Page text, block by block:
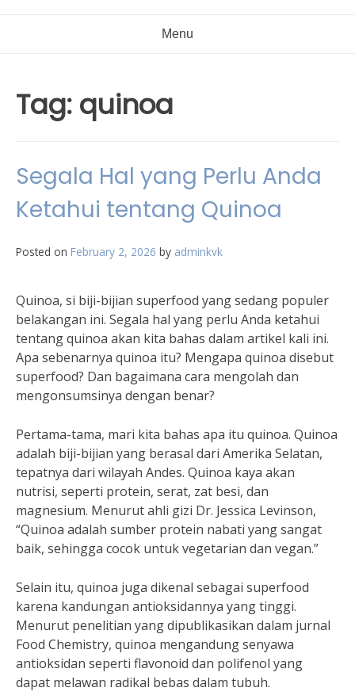
Menu
Tag: quinoa
Segala Hal yang Perlu Anda
Ketahui tentang Quinoa
Posted on February 2, 2026 by adminkvk
Quinoa, si biji-bijian superfood yang sedang populer
belakangan ini. Segala hal yang perlu Anda ketahui
tentang quinoa akan kita bahas dalam artikel kali ini.
Apa sebenarnya quinoa itu? Mengapa quinoa disebut
superfood? Dan bagaimana cara mengolah dan
mengonsumsinya dengan benar?
Pertama-tama, mari kita bahas apa itu quinoa. Quinoa
adalah biji-bijian yang berasal dari Amerika Selatan,
tepatnya dari wilayah Andes. Quinoa kaya akan
nutrisi, seperti protein, serat, zat besi, dan
magnesium. Menurut ahli gizi Dr. Jessica Levinson,
“Quinoa adalah sumber protein nabati yang sangat
baik, sehingga cocok untuk vegetarian dan vegan.”
Selain itu, quinoa juga dikenal sebagai superfood
karena kandungan antioksidannya yang tinggi.
Menurut penelitian yang dipublikasikan dalam jurnal
Food Chemistry, quinoa mengandung senyawa
antioksidan seperti flavonoid dan polifenol yang
dapat melawan radikal bebas dalam tubuh.